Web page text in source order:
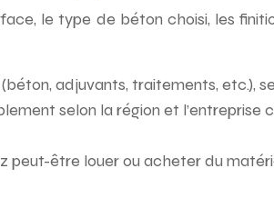
le type de béton choisi, les
adjuvants, traitements, etc.),
selon la région et
peut-être louer ou acheter du